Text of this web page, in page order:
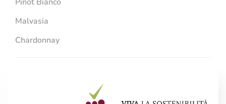
Pinot Bianco
Malvasia
Chardonnay